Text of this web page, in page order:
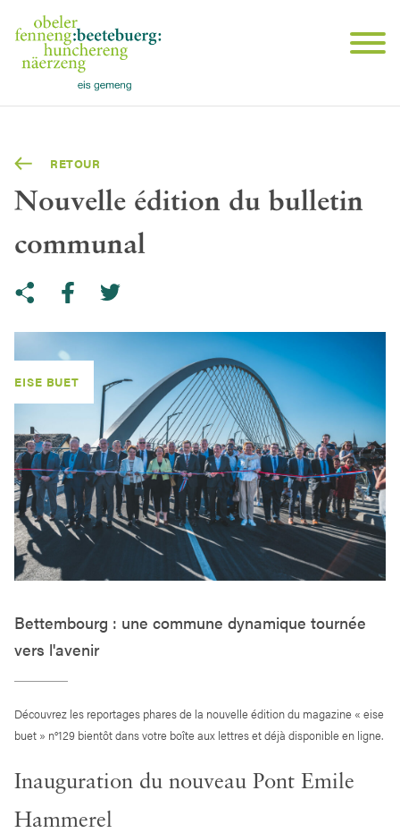
RETOUR
Nouvelle édition du bulletin
communal
Share on facebook
EISE BUET
Bettembourg : une commune dynamique tournée
vers l'avenir
Découvrez les reportages phares de la nouvelle édition du magazine « eise
buet » n°129 bientôt dans votre boîte aux lettres et déjà disponible en ligne.
Inauguration du nouveau Pont Emile
Hammerel